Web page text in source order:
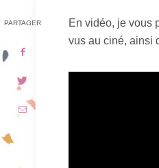
En vidéo, je vous
vus au ciné, ainsi
PARTAGER